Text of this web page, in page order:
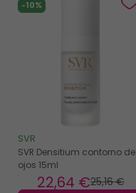
-10%
SVR
SVR Densitium contorno de
ojos 15ml
25,16 €
22,64 €